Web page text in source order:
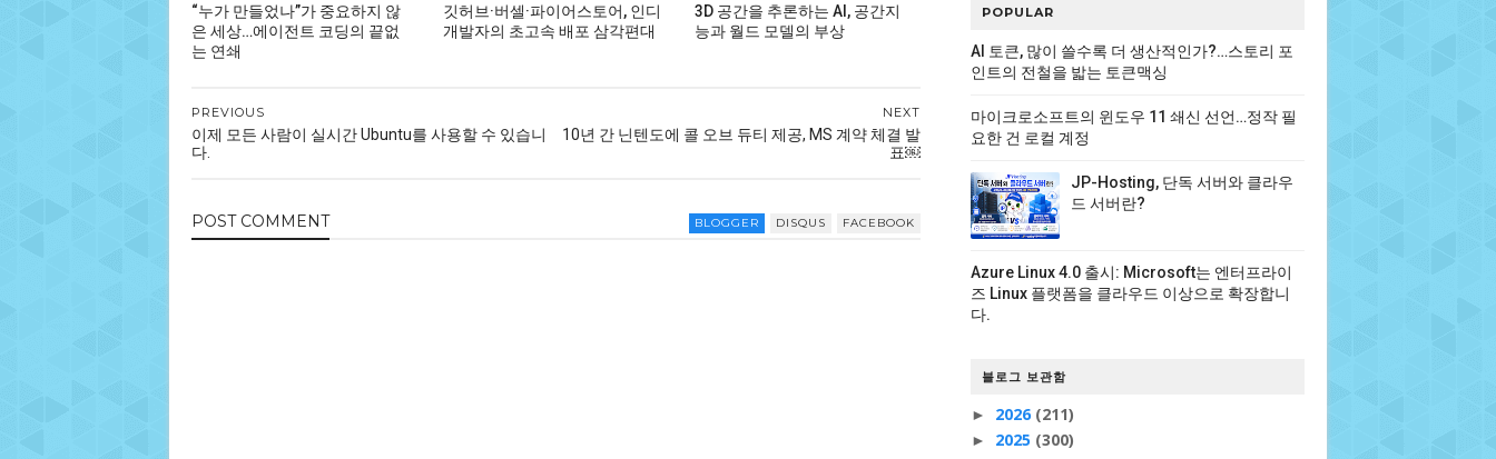
“누가 만들었나”가 중요하지 않
은 세상…에이전트 코딩의 끝없
는 연쇄
깃허브·버셀·파이어스토어, 인디
개발자의 초고속 배포 삼각편대
3D 공간을 추론하는 AI, 공간지
능과 월드 모델의 부상
NEXT
10년 간 닌텐도에 콜 오브 듀티 제공, MS 계약 체결 발
표￼
PREVIOUS
이제 모든 사람이 실시간 Ubuntu를 사용할 수 있습니
다.
POST COMMENT BLOGGER DISQUS FACEBOOK
POPULAR
AI 토큰, 많이 쓸수록 더 생산적인가?…스토리 포
인트의 전철을 밟는 토큰맥싱
마이크로소프트의 윈도우 11 쇄신 선언…정작 필
요한 건 로컬 계정
JP-Hosting, 단독 서버와 클라우
드 서버란?
Azure Linux 4.0 출시: Microsoft는 엔터프라이
즈 Linux 플랫폼을 클라우드 이상으로 확장합니
다.
블로그 보관함
► 2026 (211)
► 2025 (300)